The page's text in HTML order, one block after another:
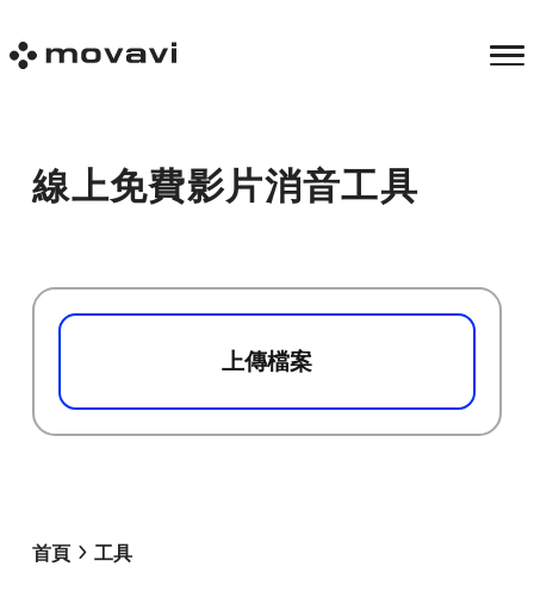
線上免費影片消音工具
上傳檔案
首頁 工具